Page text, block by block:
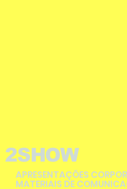
2SHOW
APRESENTAÇÕES
MATERIAIS DE